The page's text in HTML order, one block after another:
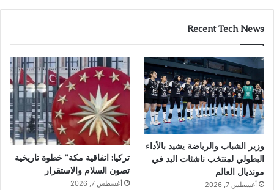
Recent Tech News
وزير الشباب والرياضة يشيد بالأداء
البطولي لمنتخب ناشئات اليد في
مونديال العالم
أغسطس 7, 2026
تركيا: اتفاقية مكة” خطوة تاريخية
تصون السلام والاستقرار
أغسطس 7, 2026